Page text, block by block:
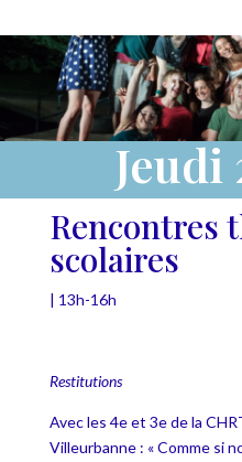
Rencontres
scolaires
| 13h-16h
Restitutions
Avec les 4e et 3e de la
Villeurbanne : « Comme si